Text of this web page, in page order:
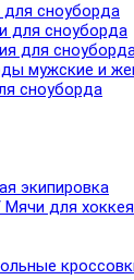
для сноуборда
для сноуборда
для
мужские и
сноуборда
экипировка
для хоккея